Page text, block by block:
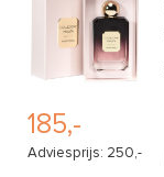
185,-
Adviesprijs: 250,-